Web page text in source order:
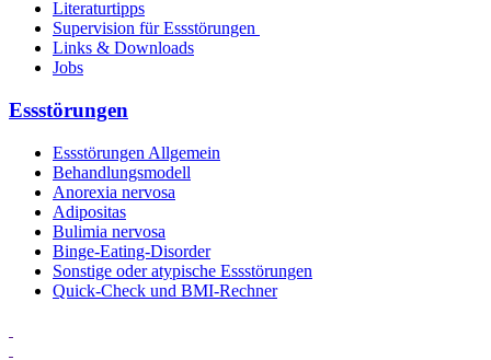
Literaturtipps
Supervision für Essstörungen
Links & Downloads
Jobs
Essstörungen
Essstörungen Allgemein
Behandlungsmodell
Anorexia nervosa
Adipositas
Bulimia nervosa
Binge-Eating-Disorder
Sonstige oder atypische Essstörungen
Quick-Check und BMI-Rechner